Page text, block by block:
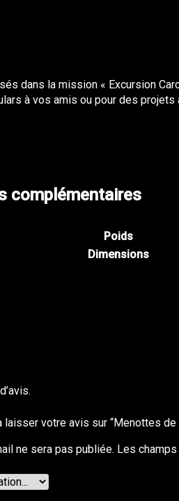
dans la mission « Excursion
à vos amis ou pour des projets
complémentaires
Poids
Dimensions
laisser votre avis sur “Menottes
ne sera pas publiée. Les